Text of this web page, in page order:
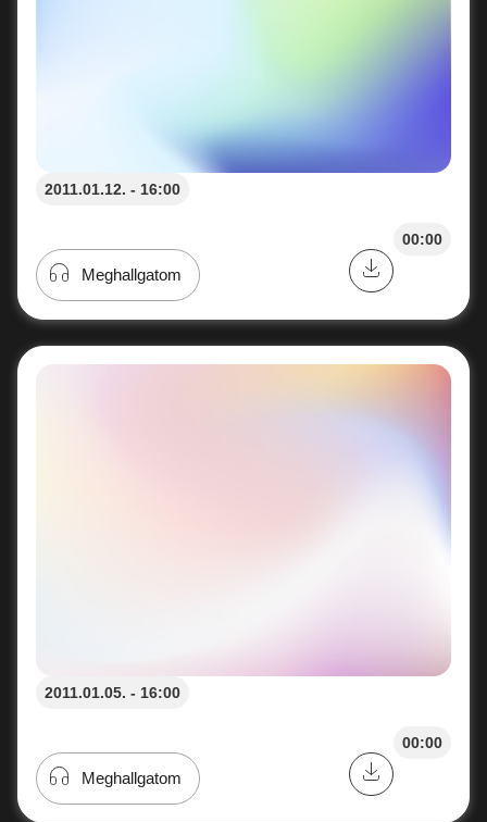
2011.01.12. - 16:00
00:00
Meghallgatom
2011.01.05. - 16:00
00:00
Meghallgatom